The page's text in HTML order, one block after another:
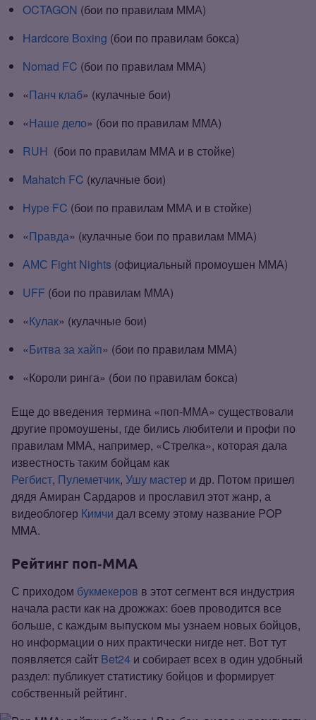
OCTAGON (бои по правилам ММА)
Hardcore Boxing (бои по правилам бокса)
Nomad FC (бои по правилам ММА)
«Панч клаб» (кулачные бои)
«Наше дело» (бои по правилам ММА)
RUH (бои по правилам ММА и в стойке)
Mahatch FC (кулачные бои)
Hype FC (бои по правилам ММА и в стойке)
«Правда» (кулачные бои по правилам ММА)
АМС Fight Nights (официальный промоушен ММА)
UFF (бои по правилам ММА)
«Кулак» (кулачные бои)
«Битва за хайп» (бои по правилам ММА)
«Короли ринга» (бои по правилам бокса)
Еще до введения термина «поп‑ММА» существовали
другие промоушены, где бились любители и профи по
правилам ММА, например, «Стрелка», которая дала
известность таким бойцам как
Регбист, Пулеметчик, Ушу мастер и др. Потом пришел
дядя Амиран Сардаров и прославил этот жанр, а
видеоблогер Кимчи дал всему этому название POP
MMA.
Рейтинг поп‑ММА
С приходом букмекеров в этот сегмент вся индустрия
начала расти как на дрожжах: боев проводится все
больше, с каждым выпуском мы узнаем новых бойцов,
но информации о них практически нигде нет. Вот тут
появляется сайт Bet24 и собирает всех в один удобный
раздел: публикует статистику бойцов и формирует
собственный рейтинг.